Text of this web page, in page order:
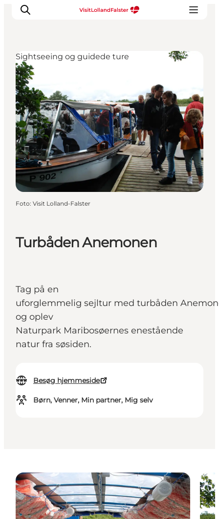
Oplevelser
I naturen
For børn
Kultur
Gastronomi
Planlæg din ferie
Turbåden Anemonen
Tag på en
uforglemmelig sejltur med turbåden
og oplev
Naturpark Maribosøernes enestående
natur fra søsiden.
Besøg hjemmeside
Børn, Venner, Min partner, Mig selv
Sightseeing og guidede ture
Foto: Visit Lolland-Falster